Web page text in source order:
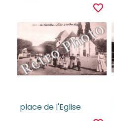
favorite_border
place de l'Eglise